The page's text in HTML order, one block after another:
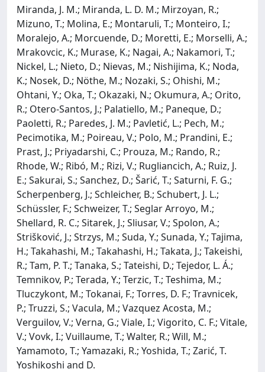
Miranda, J. M.; Miranda, L. D. M.; Mirzoyan, R.;
Mizuno, T.; Molina, E.; Montaruli, T.; Monteiro, I.;
Moralejo, A.; Morcuende, D.; Moretti, E.; Morselli, A.;
Mrakovcic, K.; Murase, K.; Nagai, A.; Nakamori, T.;
Nickel, L.; Nieto, D.; Nievas, M.; Nishijima, K.; Noda,
K.; Nosek, D.; Nöthe, M.; Nozaki, S.; Ohishi, M.;
Ohtani, Y.; Oka, T.; Okazaki, N.; Okumura, A.; Orito,
R.; Otero-Santos, J.; Palatiello, M.; Paneque, D.;
Paoletti, R.; Paredes, J. M.; Pavletić, L.; Pech, M.;
Pecimotika, M.; Poireau, V.; Polo, M.; Prandini, E.;
Prast, J.; Priyadarshi, C.; Prouza, M.; Rando, R.;
Rhode, W.; Ribó, M.; Rizi, V.; Rugliancich, A.; Ruiz, J.
E.; Sakurai, S.; Sanchez, D.; Šarić, T.; Saturni, F. G.;
Scherpenberg, J.; Schleicher, B.; Schubert, J. L.;
Schüssler, F.; Schweizer, T.; Seglar Arroyo, M.;
Shellard, R. C.; Sitarek, J.; Sliusar, V.; Spolon, A.;
Strišković, J.; Strzys, M.; Suda, Y.; Sunada, Y.; Tajima,
H.; Takahashi, M.; Takahashi, H.; Takata, J.; Takeishi,
R.; Tam, P. T.; Tanaka, S.; Tateishi, D.; Tejedor, L. Á.;
Temnikov, P.; Terada, Y.; Terzic, T.; Teshima, M.;
Tluczykont, M.; Tokanai, F.; Torres, D. F.; Travnicek,
P.; Truzzi, S.; Vacula, M.; Vazquez Acosta, M.;
Verguilov, V.; Verna, G.; Viale, I.; Vigorito, C. F.; Vitale,
V.; Vovk, I.; Vuillaume, T.; Walter, R.; Will, M.;
Yamamoto, T.; Yamazaki, R.; Yoshida, T.; Zarić, T.
Yoshikoshi and D.